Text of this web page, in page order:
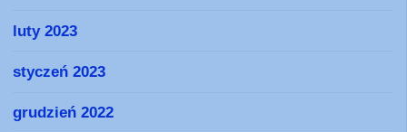
luty 2023
styczeń 2023
grudzień 2022